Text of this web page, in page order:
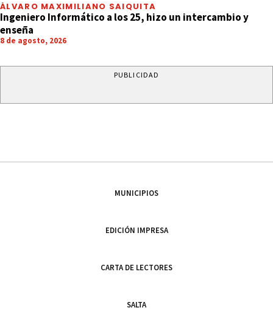
ÁLVARO MAXIMILIANO SAIQUITA
Ingeniero Informático a los 25, hizo un intercambio y
enseña
8 de agosto, 2026
PUBLICIDAD
MUNICIPIOS
EDICIÓN IMPRESA
CARTA DE LECTORES
SALTA